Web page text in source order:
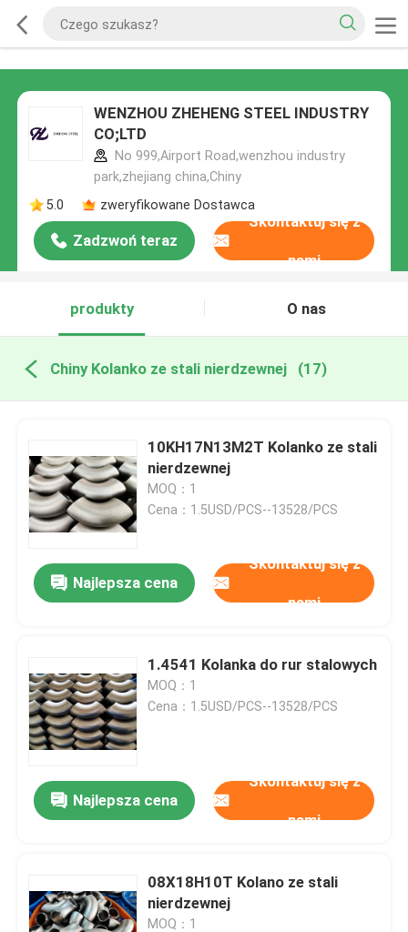
WENZHOU ZHEHENG STEEL INDUSTRY
CO;LTD
No 999,Airport Road,wenzhou industry
park,zhejiang china,Chiny
5.0
zweryfikowane Dostawca
Zadzwoń teraz
Skontaktuj się z
nami
produkty O nas
Chiny Kolanko ze stali nierdzewnej (17)
10KH17N13M2T Kolanko ze stali
nierdzewnej
MOQ：1
Cena：1.5USD/PCS--13528/PCS
Najlepsza cena
Skontaktuj się z
nami
1.4541 Kolanka do rur stalowych
MOQ：1
Cena：1.5USD/PCS--13528/PCS
Najlepsza cena
Skontaktuj się z
nami
08Х18Н10Т Kolano ze stali
nierdzewnej
MOQ：1